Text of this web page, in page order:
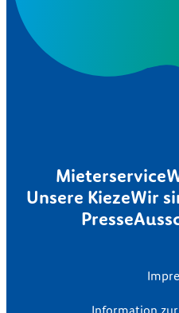
Mieterservice
Unsere KiezeWir
Presse